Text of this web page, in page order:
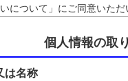
について」にご同意いただ
個人情報の取
は名称